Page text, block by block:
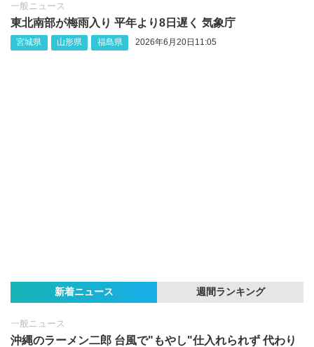
一般ニュース
東北南部が梅雨入り 平年より8日遅く 気象庁
宮城県 山形県 福島県 2026年6月20日11:05
新着ニュース 週間ランキング
一般ニュース
沖縄のラーメン二郎 台風で"もやし"仕入れられず 代わり